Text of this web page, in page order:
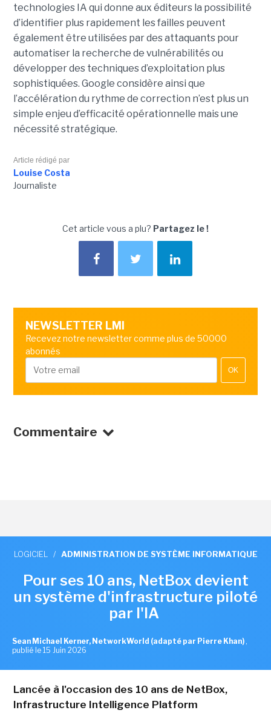
technologies IA qui donne aux éditeurs la possibilité
d’identifier plus rapidement les failles peuvent
également être utilisées par des attaquants pour
automatiser la recherche de vulnérabilités ou
développer des techniques d’exploitation plus
sophistiquées. Google considère ainsi que
l’accélération du rythme de correction n’est plus un
simple enjeu d’efficacité opérationnelle mais une
nécessité stratégique.
Article rédigé par
Louise Costa
Journaliste
Cet article vous a plu? Partagez le !
NEWSLETTER LMI
Recevez notre newsletter comme plus de 50000
abonnés
OK
Commentaire
LOGICIEL / ADMINISTRATION DE SYSTÈME INFORMATIQUE
Pour ses 10 ans, NetBox devient
un système d'infrastructure piloté
par l'IA
Sean Michael Kerner, NetworkWorld (adapté par Pierre Khan) ,
publié le 15 Juin 2026
Lancée à l'occasion des 10 ans de NetBox,
Infrastructure Intelligence Platform